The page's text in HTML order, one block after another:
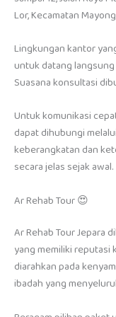
Lor, Kecamatan
Lingkungan kantor
untuk datang
Suasana konsultasi
Untuk komunikasi
dapat dihubungi
keberangkatan dan
secara jelas sejak awal.
Ar Rehab Tour 😍
Ar Rehab Tour Jepara
yang memiliki reputasi
diarahkan pada
ibadah yang